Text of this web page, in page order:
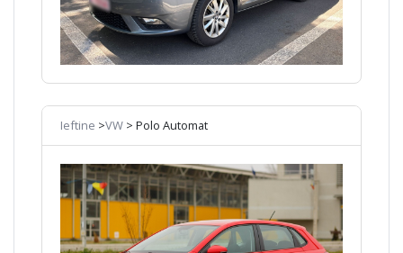
Ieftine >VW > Polo Automat